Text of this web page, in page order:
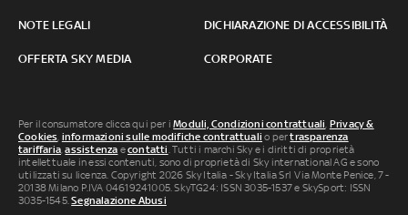
NOTE LEGALI DICHIARAZIONE DI ACCESSIBILITÀ
OFFERTA SKY MEDIA CORPORATE
Per il consumatore clicca qui per iModuli, Condizioni contrattuali, Privacy &
Cookies, informazioni sulle modifiche contrattuali o pertrasparenza
tariffaria,assistenza econtatti. Tutti i marchi Sky e i diritti di proprietà
intellettuale in essi contenuti, sono di proprietà di Sky international AG e sono
utilizzati su licenza. Copyright 2026 Sky Italia - Sky Italia Srl Via Monte Penice, 7 -
20138 Milano P.IVA 04619241005. SkyTG24: ISSN 3035-1537 e SkySport: ISSN
3035-1545.Segnalazione Abusi